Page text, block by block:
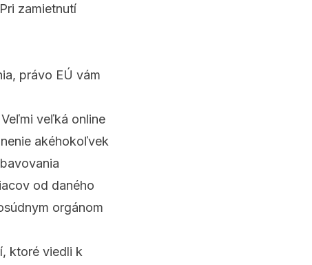
zamietnutí
právo EÚ vám
veľká online
akéhokoľvek
od daného
orgánom
ktoré viedli k